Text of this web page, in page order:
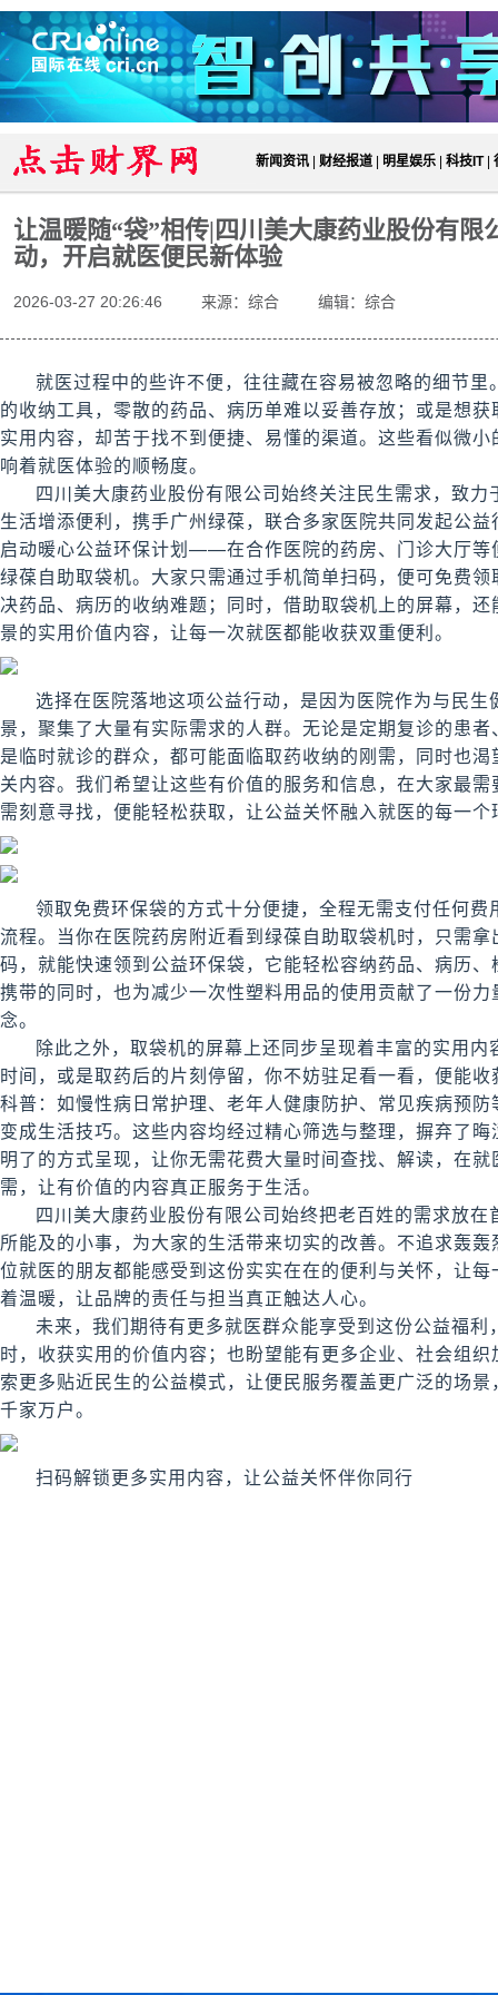
新闻资讯 财经报道 明星娱乐 科技IT|
让温暖随“袋”相传|四川美大康药业股份有限
动，开启就医便民新体验
2026-03-27 20:26:46 来源：综合 编辑：综合
就医过程中的些许不便，往往藏在容易被忽略的细节里
的收纳工具，零散的药品、病历单难以妥善存放；或是想
实用内容，却苦于找不到便捷、易懂的渠道。这些看似微
响着就医体验的顺畅度。
四川美大康药业股份有限公司始终关注民生需求，致
生活增添便利，携手广州绿葆，联合多家医院共同发起公
启动暖心公益环保计划——在合作医院的药房、门诊大厅等
绿葆自助取袋机。大家只需通过手机简单扫码，便可免费
决药品、病历的收纳难题；同时，借助取袋机上的屏幕，
景的实用价值内容，让每一次就医都能收获双重便利。
选择在医院落地这项公益行动，是因为医院作为与民
景，聚集了大量有实际需求的人群。无论是定期复诊的患
是临时就诊的群众，都可能面临取药收纳的刚需，同时也
关内容。我们希望让这些有价值的服务和信息，在大家最
需刻意寻找，便能轻松获取，让公益关怀融入就医的每一个
领取免费环保袋的方式十分便捷，全程无需支付任何费
流程。当你在医院药房附近看到绿葆自助取袋机时，只需
码，就能快速领到公益环保袋，它能轻松容纳药品、病历
携带的同时，也为减少一次性塑料用品的使用贡献了一份
念。
除此之外，取袋机的屏幕上还同步呈现着丰富的实用
时间，或是取药后的片刻停留，你不妨驻足看一看，便能
科普：如慢性病日常护理、老年人健康防护、常见疾病预
变成生活技巧。这些内容均经过精心筛选与整理，摒弃了
明了的方式呈现，让你无需花费大量时间查找、解读，在
需，让有价值的内容真正服务于生活。
四川美大康药业股份有限公司始终把老百姓的需求放
所能及的小事，为大家的生活带来切实的改善。不追求轰
位就医的朋友都能感受到这份实实在在的便利与关怀，让
着温暖，让品牌的责任与担当真正触达人心。
未来，我们期待有更多就医群众能享受到这份公益福利
时，收获实用的价值内容；也盼望能有更多企业、社会组
索更多贴近民生的公益模式，让便民服务覆盖更广泛的场
千家万户。
扫码解锁更多实用内容，让公益关怀伴你同行